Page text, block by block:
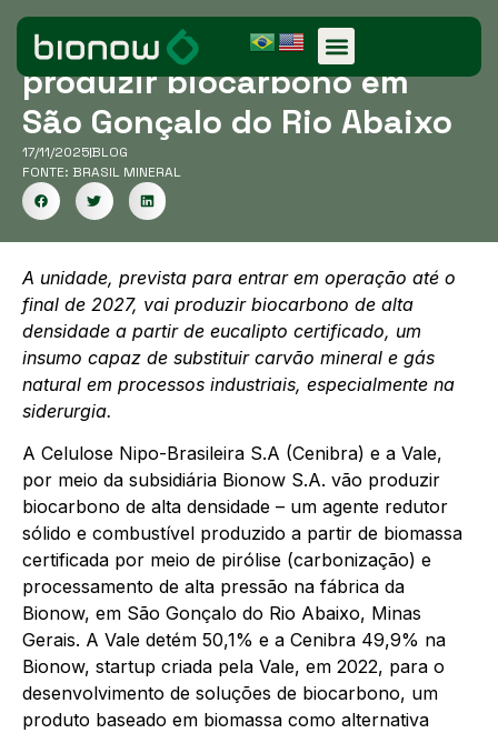
Startup Bionow vai
produzir biocarbono em
São Gonçalo do Rio Abaixo
17/11/2025BLOG
FONTE: BRASIL MINERAL
A unidade, prevista para entrar em operação até o
final de 2027, vai produzir biocarbono de alta
densidade a partir de eucalipto certificado, um
insumo capaz de substituir carvão mineral e gás
natural em processos industriais, especialmente na
siderurgia.
A Celulose Nipo-Brasileira S.A (Cenibra) e a Vale,
por meio da subsidiária Bionow S.A. vão produzir
biocarbono de alta densidade – um agente redutor
sólido e combustível produzido a partir de biomassa
certificada por meio de pirólise (carbonização) e
processamento de alta pressão na fábrica da
Bionow, em São Gonçalo do Rio Abaixo, Minas
Gerais. A Vale detém 50,1% e a Cenibra 49,9% na
Bionow, startup criada pela Vale, em 2022, para o
desenvolvimento de soluções de biocarbono, um
produto baseado em biomassa como alternativa